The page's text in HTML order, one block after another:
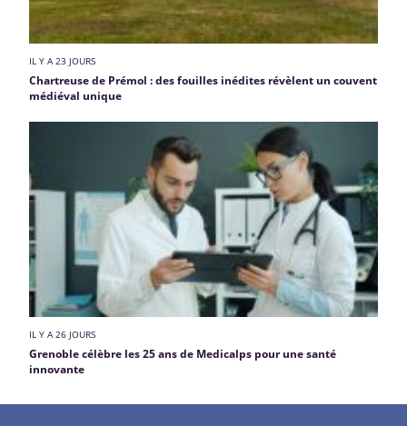
IL Y A 23 JOURS
Chartreuse de Prémol : des fouilles inédites révèlent un couvent
médiéval unique
IL Y A 26 JOURS
Grenoble célèbre les 25 ans de Medicalps pour une santé
innovante